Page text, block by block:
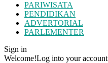
PARIWISATA
PENDIDIKAN
ADVERTORIAL
PARLEMENTER
Sign in
Welcome!Log into your account